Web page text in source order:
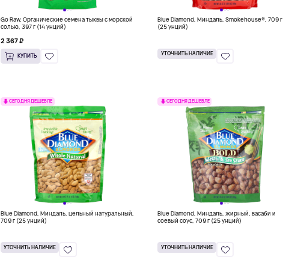
Go Raw, Органические семена тыквы с морской
солью, 397 г (14 унций)
2 367 ₽
КУПИТЬ
Blue Diamond, Миндаль, Smokehouse®, 709 г
(25 унций)
УТОЧНИТЬ НАЛИЧИЕ
СЕГОДНЯ ДЕШЕВЛЕ
Blue Diamond, Миндаль, цельный натуральный,
709 г (25 унций)
УТОЧНИТЬ НАЛИЧИЕ
СЕГОДНЯ ДЕШЕВЛЕ
Blue Diamond, Миндаль, жирный, васаби и
соевый соус, 709 г (25 унций)
УТОЧНИТЬ НАЛИЧИЕ